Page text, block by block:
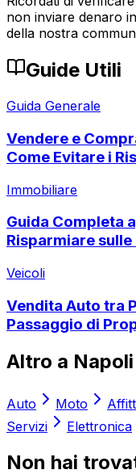
non inviare denaro
della nostra
Guide Utili
Guida Generale
Vendere e
Come Evitare i
Immobiliare
Guida Completa
Risparmiare
Veicoli
Vendita Auto tra
Passaggio di
Altro a Napoli
Auto Moto
Servizi
Elettronica
Non hai